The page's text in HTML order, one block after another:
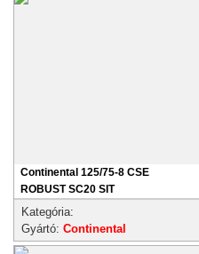
Continental 125/75-8 CSE
ROBUST SC20 SIT
Kategória:
Gyártó: Continental